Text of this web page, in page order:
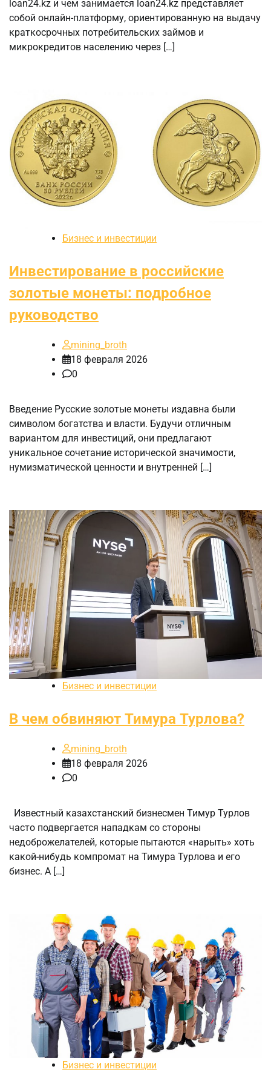
loan24.kz и чем занимается loan24.kz представляет
собой онлайн-платформу, ориентированную на выдачу
краткосрочных потребительских займов и
микрокредитов населению через […]
Бизнес и инвестиции
Инвестирование в российские
золотые монеты: подробное
руководство
mining_broth
18 февраля 2026
0
Введение Русские золотые монеты издавна были
символом богатства и власти. Будучи отличным
вариантом для инвестиций, они предлагают
уникальное сочетание исторической значимости,
нумизматической ценности и внутренней […]
Бизнес и инвестиции
В чем обвиняют Тимура Турлова?
mining_broth
18 февраля 2026
0
Известный казахстанский бизнесмен Тимур Турлов
часто подвергается нападкам со стороны
недоброжелателей, которые пытаются «нарыть» хоть
какой-нибудь компромат на Тимура Турлова и его
бизнес. А […]
Бизнес и инвестиции